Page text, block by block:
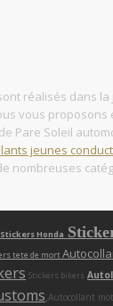
réalisés dans
vous proposons
Pare Soleil
jeunes
nombreuses
Honda
tete de mort
Stickers bikers
,Autocollant